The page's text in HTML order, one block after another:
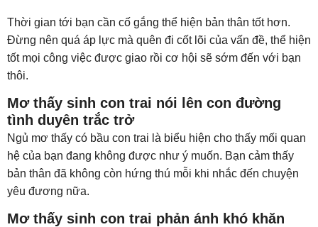
Thời gian tới bạn cần cố gắng thể hiện bản thân tốt hơn.
Đừng nên quá áp lực mà quên đi cốt lõi của vấn đề, thể hiện
tốt mọi công việc được giao rồi cơ hội sẽ sớm đến với bạn
thôi.
Mơ thấy sinh con trai nói lên con đường
tình duyên trắc trở
Ngủ mơ thấy có bầu con trai là biểu hiện cho thấy mối quan
hệ của bạn đang không được như ý muốn. Bạn cảm thấy
bản thân đã không còn hứng thú mỗi khi nhắc đến chuyện
yêu đương nữa.
Mơ thấy sinh con trai phản ánh khó khăn